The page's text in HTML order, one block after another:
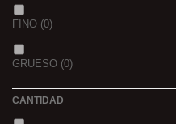
OCEAN LIVER
GOLDEN X
FINO (0)
GRUESO (0)
CANTIDAD